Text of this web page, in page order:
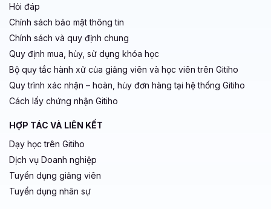
Hỏi đáp
Chính sách bảo mật thông tin
Chính sách và quy định chung
Quy định mua, hủy, sử dụng khóa học
Bộ quy tắc hành xử của giảng viên và học viên trên Gitiho
Quy trình xác nhận – hoàn, hủy đơn hàng tại hệ thống Gitiho
Cách lấy chứng nhận Gitiho
HỢP TÁC VÀ LIÊN KẾT
Dạy học trên Gitiho
Dịch vụ Doanh nghiệp
Tuyển dụng giảng viên
Tuyển dụng nhân sự